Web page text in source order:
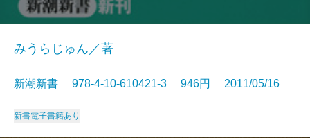
みうらじゅん／著
新潮新書 978-4-10-610421-3 946円 2011/05/16
新書電子書籍あり